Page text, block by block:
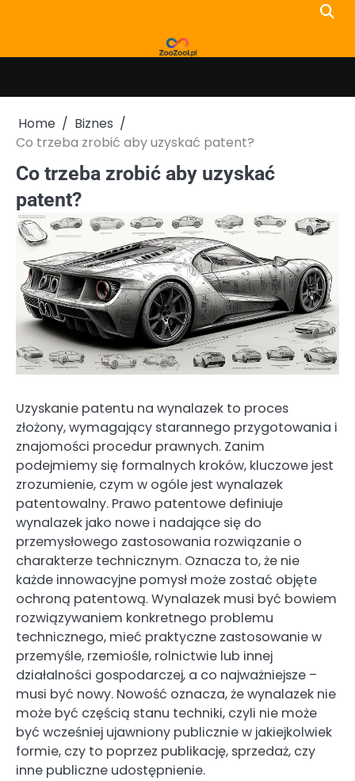
Home
Biznes
Co trzeba zrobić aby uzyskać patent?
Co trzeba zrobić aby uzyskać
patent?
Uzyskanie patentu na wynalazek to proces
złożony, wymagający starannego przygotowania i
znajomości procedur prawnych. Zanim
podejmiemy się formalnych kroków, kluczowe jest
zrozumienie, czym w ogóle jest wynalazek
patentowalny. Prawo patentowe definiuje
wynalazek jako nowe i nadające się do
przemysłowego zastosowania rozwiązanie o
charakterze technicznym. Oznacza to, że nie
każde innowacyjne pomysł może zostać objęte
ochroną patentową. Wynalazek musi być bowiem
rozwiązywaniem konkretnego problemu
technicznego, mieć praktyczne zastosowanie w
przemyśle, rzemiośle, rolnictwie lub innej
działalności gospodarczej, a co najważniejsze –
musi być nowy. Nowość oznacza, że wynalazek nie
może być częścią stanu techniki, czyli nie może
być wcześniej ujawniony publicznie w jakiejkolwiek
formie, czy to poprzez publikację, sprzedaż, czy
inne publiczne udostępnienie.